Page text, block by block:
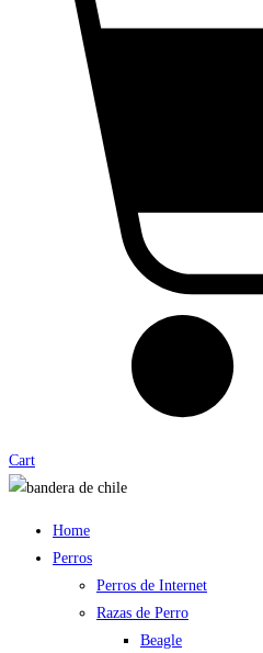
Cart
Home
Perros
Perros de Internet
Razas de Perro
Beagle